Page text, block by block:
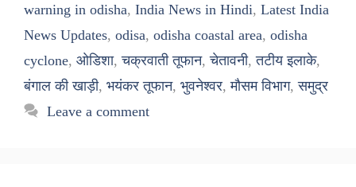
warning in odisha, India News in Hindi, Latest India
News Updates, odisa, odisha coastal area, odisha
cyclone, ओडिशा,चक्रवाती तूफान,चेतावनी,तटीय इलाके,
बंगाल की खाड़ी, भयंकर तूफान, भुवनेश्वर,मौसम विभाग,समुद्र
Leave a comment